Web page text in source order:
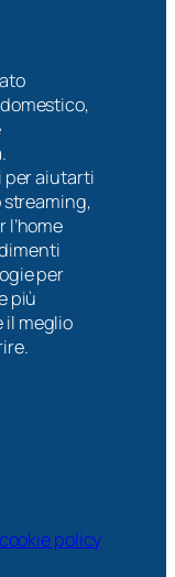
per aiutarti
streaming,
l’home
per
più
il meglio
policy